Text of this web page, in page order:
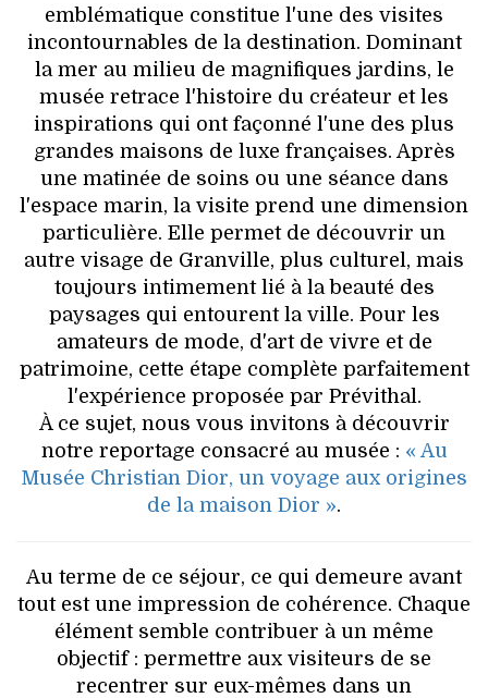
emblématique constitue l'une des visites
incontournables de la destination. Dominant
la mer au milieu de magnifiques jardins, le
musée retrace l'histoire du créateur et les
inspirations qui ont façonné l'une des plus
grandes maisons de luxe françaises. Après
une matinée de soins ou une séance dans
l'espace marin, la visite prend une dimension
particulière. Elle permet de découvrir un
autre visage de Granville, plus culturel, mais
toujours intimement lié à la beauté des
paysages qui entourent la ville. Pour les
amateurs de mode, d'art de vivre et de
patrimoine, cette étape complète parfaitement
l'expérience proposée par Prévithal.
À ce sujet, nous vous invitons à découvrir
notre reportage consacré au musée : « Au
Musée Christian Dior, un voyage aux origines
de la maison Dior ».
Au terme de ce séjour, ce qui demeure avant
tout est une impression de cohérence. Chaque
élément semble contribuer à un même
objectif : permettre aux visiteurs de se
recentrer sur eux-mêmes dans un